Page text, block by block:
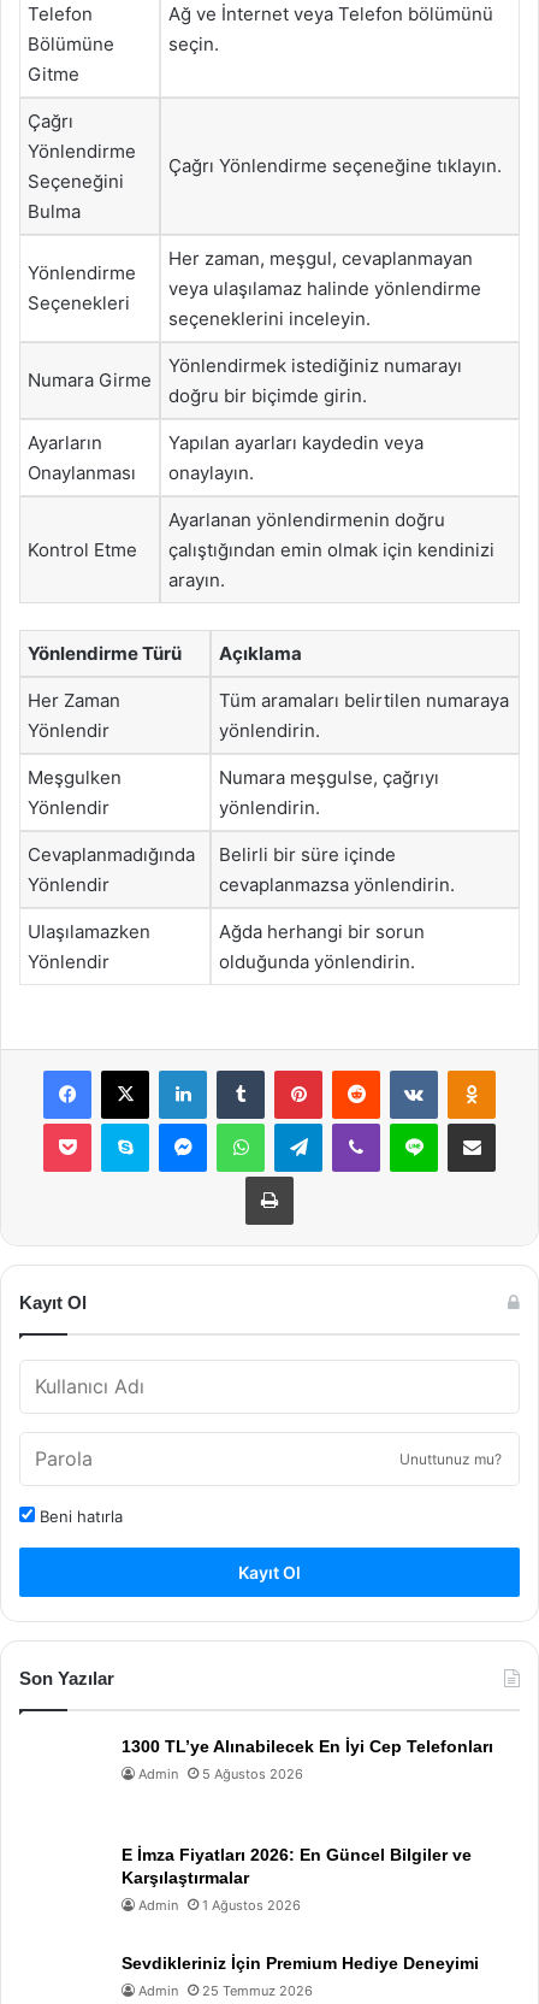
Telefon
Bölümüne
Gitme
Ağ ve İnternet veya Telefon bölümünü
seçin.
Çağrı
Yönlendirme
Seçeneğini
Bulma
Çağrı Yönlendirme seçeneğine tıklayın.
Yönlendirme
Seçenekleri
Her zaman, meşgul, cevaplanmayan
veya ulaşılamaz halinde yönlendirme
seçeneklerini inceleyin.
Numara Girme
Yönlendirmek istediğiniz numarayı
doğru bir biçimde girin.
Ayarların
Onaylanması
Yapılan ayarları kaydedin veya
onaylayın.
Kontrol Etme
Ayarlanan yönlendirmenin doğru
çalıştığından emin olmak için kendinizi
arayın.
Yönlendirme Türü Açıklama
Her Zaman
Yönlendir
Tüm aramaları belirtilen numaraya
yönlendirin.
Meşgulken
Yönlendir
Numara meşgulse, çağrıyı
yönlendirin.
Cevaplanmadığında
Yönlendir
Belirli bir süre içinde
cevaplanmazsa yönlendirin.
Ulaşılamazken
Yönlendir
Ağda herhangi bir sorun
olduğunda yönlendirin.
Facebook
X LinkedInTumblr PinterestReddit VKontakte
Pocket Skype MessengerWhatsAppTelegramViber Line E-Posta ile
Yazdır
Kayıt Ol
Unuttunuz mu?
Beni hatırla
Kayıt Ol
Son Yazılar
1300 TL’ye Alınabilecek En İyi Cep Telefonları
Admin 5 Ağustos 2026
E İmza Fiyatları 2026: En Güncel Bilgiler ve
Karşılaştırmalar
Admin 1 Ağustos 2026
Sevdikleriniz İçin Premium Hediye Deneyimi
Admin 25 Temmuz 2026